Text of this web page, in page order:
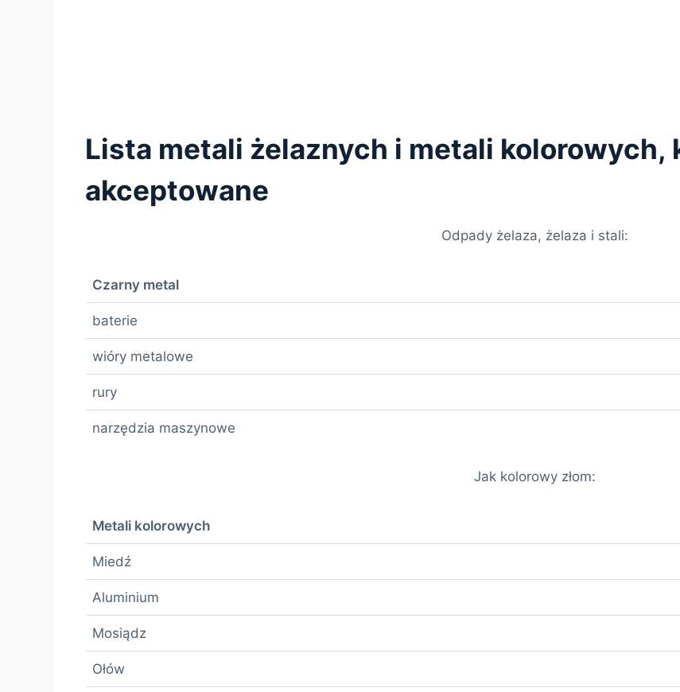
Lista metali żelaznych i metali kolorowych,
akceptowane
Odpady żelaza, żelaza i stali:
Czarny metal
baterie
wióry metalowe
rury
narzędzia maszynowe
Jak kolorowy złom:
Metali kolorowych
Miedź
Aluminium
Mosiądz
Ołów